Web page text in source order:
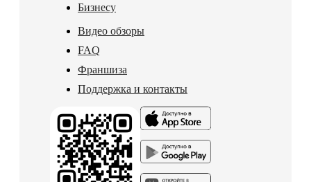
Бизнесу
Видео обзоры
FAQ
Франшиза
Поддержка и контакты